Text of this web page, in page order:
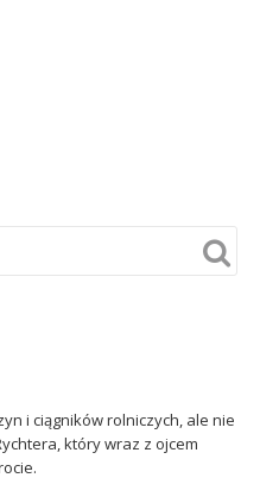
i ciągników rolniczych, ale nie
który wraz z ojcem